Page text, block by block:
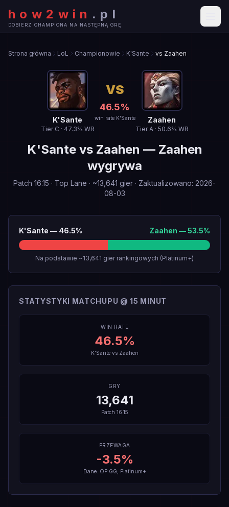
how2win . pl
DOBIERZ CHAMPIONA NA NASTĘPNĄ GRĘ
Strona główna LoL Championowie K'Sante vs Zaahen
K'Sante
Tier C · 47.3% WR
VS
46.5%
win rate K'Sante Zaahen
TierA· 50.6% WR
K'Santevs Zaahen — Zaahen
wygrywa
Patch 16.15 · Top Lane · ~13,641 gier · Zaktualizowano: 2026-
08-03
K'Sante — 46.5% Zaahen —53.5%
Na podstawie ~13,641 gier rankingowych (Platinum+)
STATYSTYKI MATCHUPU @ 15 MINUT
WIN RATE
46.5%
K'Santevs Zaahen
GRY
13,641
Patch 16.15
PRZEWAGA
-3.5%
Dane: OP.GG, Platinum+